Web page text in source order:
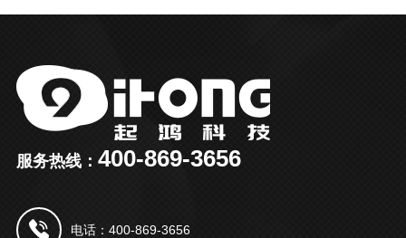
服务热线： 400-869-3656
电话：400-869-3656